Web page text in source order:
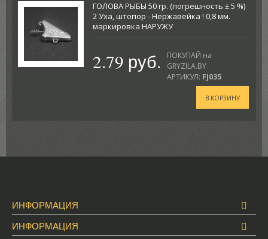
ГОЛОВА РЫБЫ 50 гр. (погрешность ± 5 %)
2 Уха, штопор - Нержавейка ! 0,8 мм.
маркировка НАРУЖУ
2.79 руб.
ПОКУПАЙ на
GRYZILA.BY
АРТИКУЛ: FJ035
В КОРЗИНУ
ИНФОРМАЦИЯ
ИНФОРМАЦИЯ